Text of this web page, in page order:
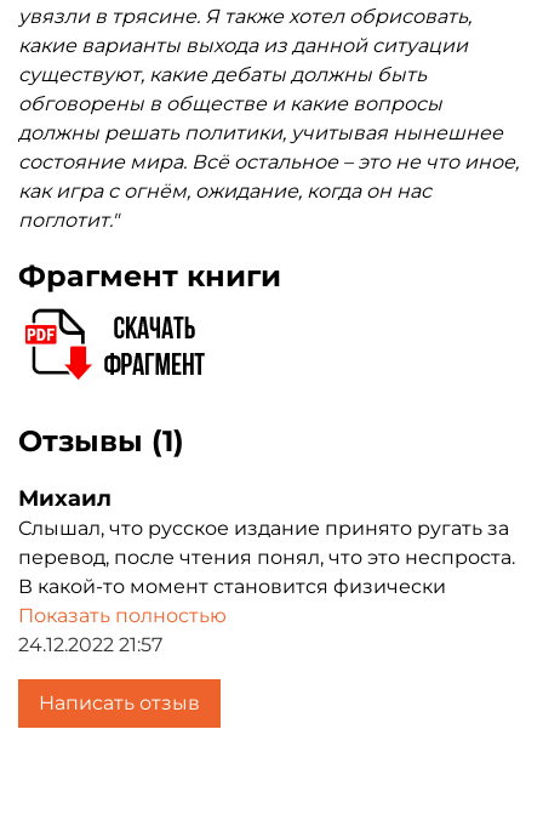
увязли в трясине. Я также хотел обрисовать,
какие варианты выхода из данной ситуации
существуют, какие дебаты должны быть
обговорены в обществе и какие вопросы
должны решать политики, учитывая нынешнее
состояние мира. Всё остальное – это не что иное,
как игра с огнём, ожидание, когда он нас
поглотит."
Фрагмент книги
Отзывы (1)
Михаил
Слышал, что русское издание принято ругать за
перевод, после чтения понял, что это неспроста.
В какой-то момент становится физически
сложно разбирать посыл автора. В остальном -
мега-приятная вещь, чтобы приобрести и
поставить на полку. В начале книги -
замечательное предисловие от Нечкасова.
Показать полностью
24.12.2022 21:57
Написать отзыв